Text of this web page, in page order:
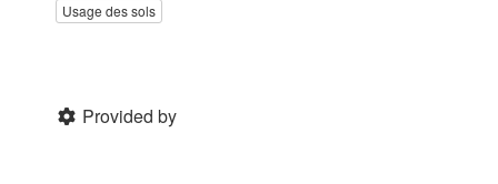
Usage des sols
Provided by